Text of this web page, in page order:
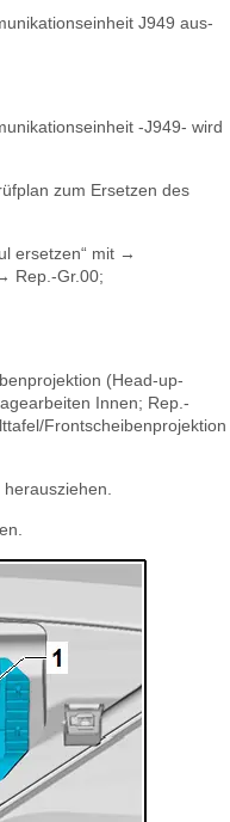
J949 aus-
-J949- wird
zum Ersetzen des
ersetzen“ mit →
Rep.-Gr.00;
(Head-up-
Innen; Rep.-
Frontscheibenprojektion